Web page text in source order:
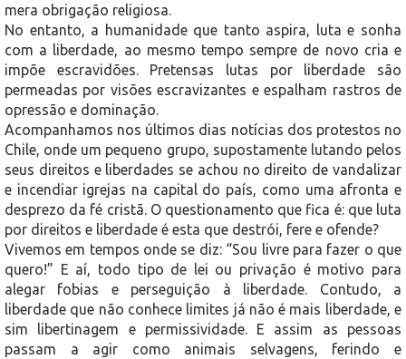
mera obrigação religiosa.
No entanto, a humanidade que tanto aspira, luta e sonha
com a liberdade, ao mesmo tempo sempre de novo cria e
impõe escravidões. Pretensas lutas por liberdade são
permeadas por visões escravizantes e espalham rastros de
opressão e dominação.
Acompanhamos nos últimos dias notícias dos protestos no
Chile, onde um pequeno grupo, supostamente lutando pelos
seus direitos e liberdades se achou no direito de vandalizar
e incendiar igrejas na capital do país, como uma afronta e
desprezo da fé cristã. O questionamento que fica é: que luta
por direitos e liberdade é esta que destrói, fere e ofende?
Vivemos em tempos onde se diz: “Sou livre para fazer o que
quero!” E aí, todo tipo de lei ou privação é motivo para
alegar fobias e perseguição à liberdade. Contudo, a
liberdade que não conhece limites já não é mais liberdade, e
sim libertinagem e permissividade. E assim as pessoas
passam a agir como animais selvagens, ferindo e